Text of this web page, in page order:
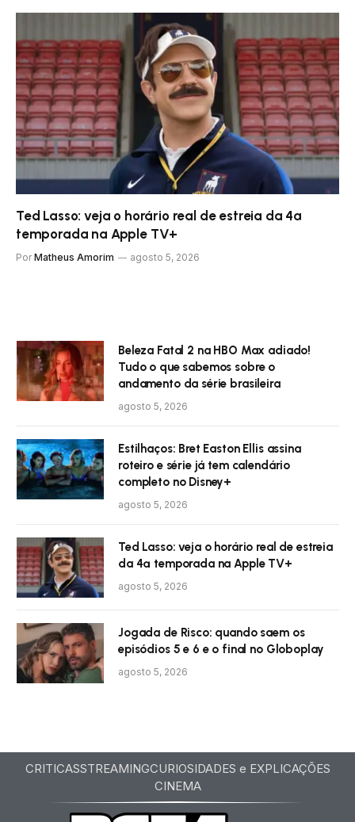
Ted Lasso: veja o horário real de estreia da 4ª
temporada na Apple TV+
Por Matheus Amorim agosto 5, 2026
Beleza Fatal 2 na HBO Max adiado!
Tudo o que sabemos sobre o
andamento da série brasileira
agosto 5, 2026
Estilhaços: Bret Easton Ellis assina
roteiro e série já tem calendário
completo no Disney+
agosto 5, 2026
Ted Lasso: veja o horário real de estreia
da 4ª temporada na Apple TV+
agosto 5, 2026
Jogada de Risco: quando saem os
episódios 5 e 6 e o final no Globoplay
agosto 5, 2026
CRITICASSTREAMINGCURIOSIDADES e EXPLICAÇÕES
CINEMA